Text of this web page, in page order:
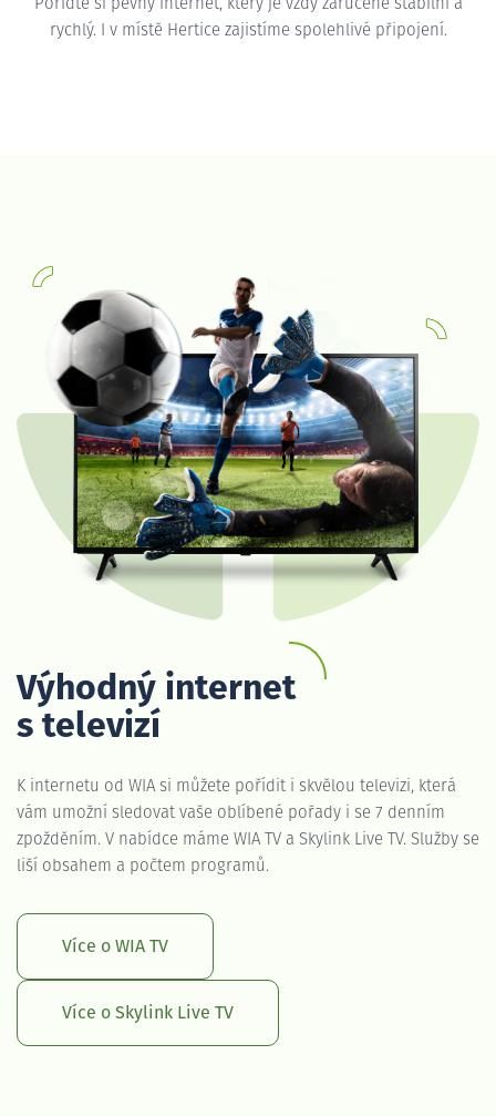
Pořiďte si pevný internet, který je vždy zaručeně stabilní a
rychlý. I v místě Hertice zajistíme spolehlivé připojení.
Výhodný internet
s televizí
K internetu od WIA si můžete pořídit i skvělou televizi, která
vám umožní sledovat vaše oblíbené pořady i se 7 denním
zpožděním. V nabídce máme WIA TV a Skylink Live TV. Služby se
liší obsahem a počtem programů.
Více o WIA TV
Více o Skylink Live TV